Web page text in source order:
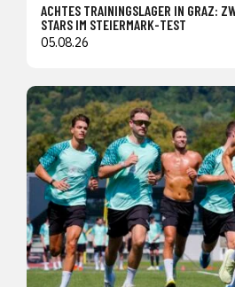
ACHTES TRAININGSLAGER IN GRAZ:
STARS IM STEIERMARK-TEST
05.08.26